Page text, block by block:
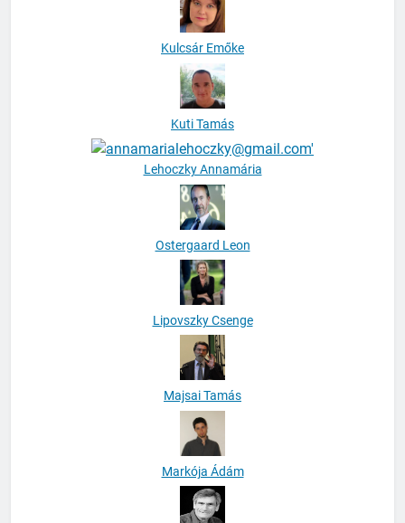
Kulcsár Emőke
Kuti Tamás
Lehoczky Annamária
Ostergaard Leon
Lipovszky Csenge
Majsai Tamás
Markója Ádám